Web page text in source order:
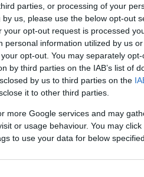
parties, or processing of your
us, please use the below opt-out
opt-out request is processed
information utilized by us
opt-out. You may separately
by third parties on the IAB’s list of
by us to third parties on the
it to other third parties.
more Google services and may
or usage behaviour. You may
to use your data for below
komment
egyesült államok
kaposváriné dányi éva
nóvé béla
(
(
(18